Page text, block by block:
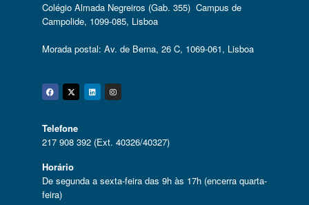
Colégio Almada Negreiros (Gab. 355) Campus de
Campolide, 1099-085, Lisboa
Morada postal: Av. de Berna, 26 C, 1069-061, Lisboa
Facebook
Twitter
Linkedin
Instagram
Telefone
217 908 392 (Ext. 40326/40327)
Horário
De segunda a sexta-feira das 9h às 17h (encerra quarta-
feira)